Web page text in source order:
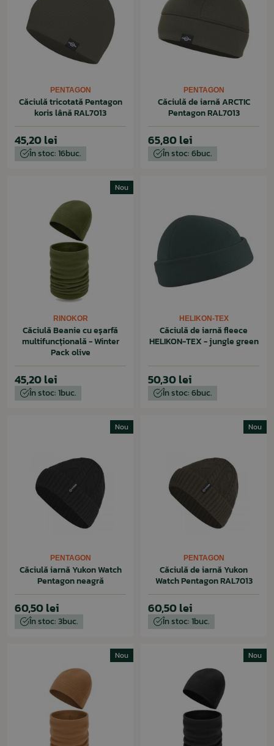
PENTAGON
Căciulă tricotată Pentagon
koris lână RAL7013
45,20 lei
În stoc: 16buc.
PENTAGON
Căciulă de iarnă ARCTIC
Pentagon RAL7013
65,80 lei
În stoc: 6buc.
Nou
RINOKOR
Căciulă Beanie cu eșarfă
multifuncțională - Winter
Pack olive
45,20 lei
În stoc: 1buc.
HELIKON-TEX
Căciulă de iarnă fleece
HELIKON-TEX - jungle green
50,30 lei
În stoc: 6buc.
Nou
PENTAGON
Căciulă iarnă Yukon Watch
Pentagon neagră
60,50 lei
În stoc: 3buc.
Nou
PENTAGON
Căciulă de iarnă Yukon
Watch Pentagon RAL7013
60,50 lei
În stoc: 1buc.
Nou Nou